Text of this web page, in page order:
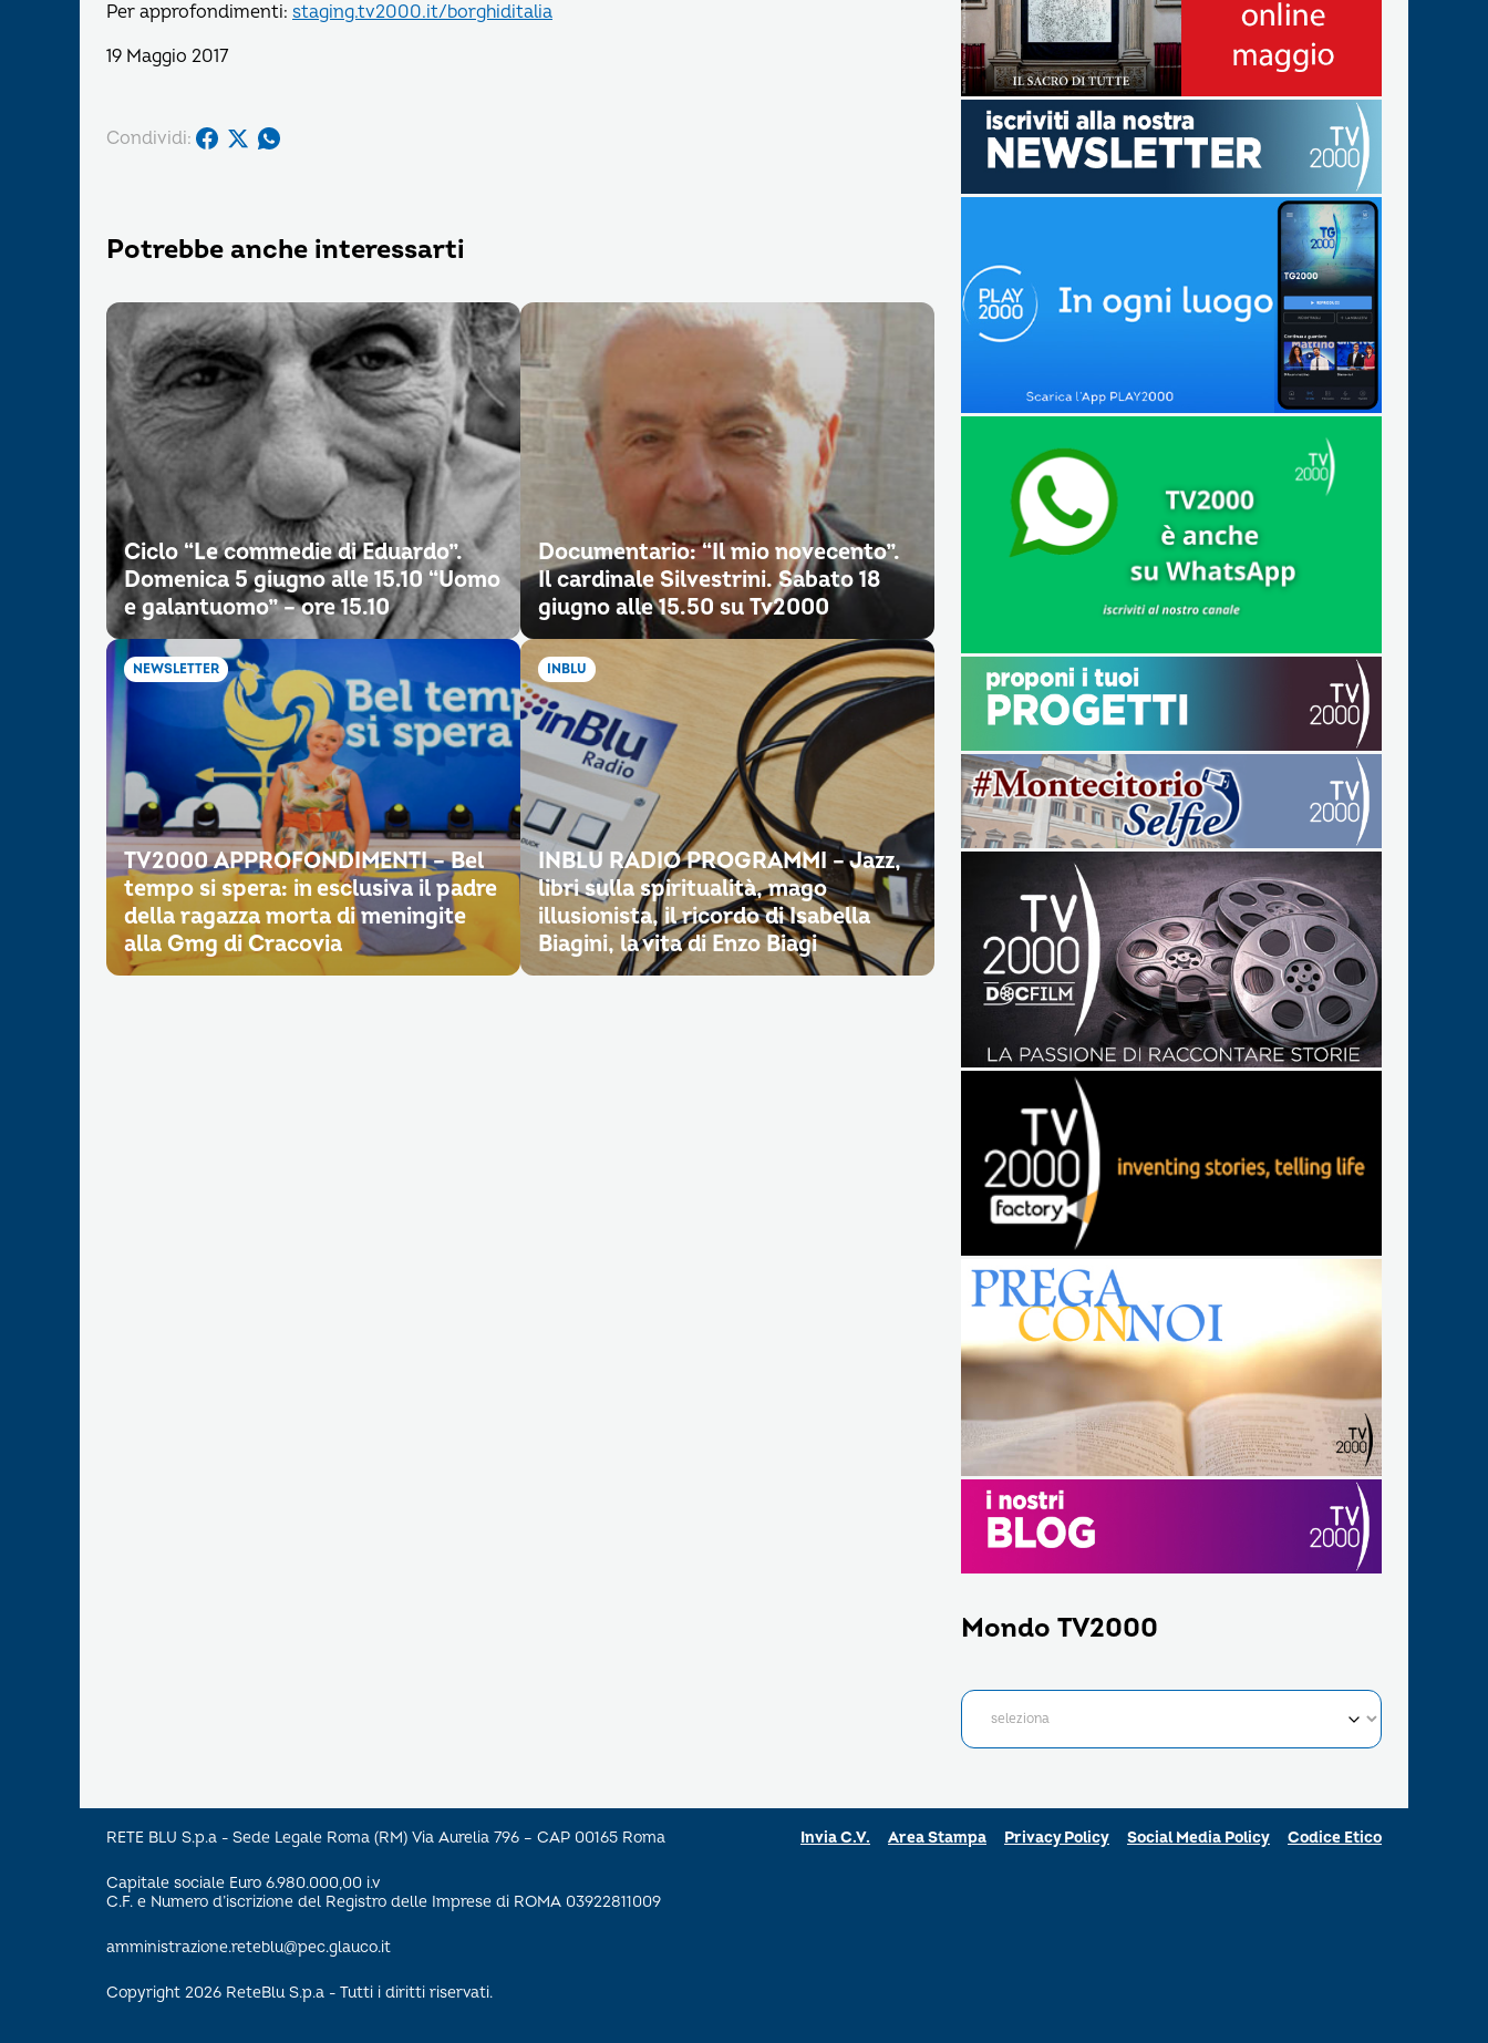
Per approfondimenti: staging.tv2000.it/borghiditalia
19 Maggio 2017
Condividi:
Potrebbe anche interessarti
Ciclo “Le commedie di Eduardo”.
Domenica 5 giugno alle 15.10 “Uomo
e galantuomo” – ore 15.10
Documentario: “Il mio novecento”.
Il cardinale Silvestrini. Sabato 18
giugno alle 15.50 su Tv2000
NEWSLETTER
TV2000 APPROFONDIMENTI – Bel
tempo si spera: in esclusiva il padre
della ragazza morta di meningite
alla Gmg di Cracovia
INBLU
INBLU RADIO PROGRAMMI – Jazz,
libri sulla spiritualità, mago
illusionista, il ricordo di Isabella
Biagini, la vita di Enzo Biagi
Mondo TV2000
RETE BLU S.p.a - Sede Legale Roma (RM) Via Aurelia 796 – CAP 00165 Roma
Capitale sociale Euro 6.980.000,00 i.v
C.F. e Numero d’iscrizione del Registro delle Imprese di ROMA 03922811009
amministrazione.reteblu@pec.glauco.it
Copyright 2026 ReteBlu S.p.a - Tutti i diritti riservati.
Invia C.V. Area Stampa Privacy Policy Social Media Policy Codice Etico